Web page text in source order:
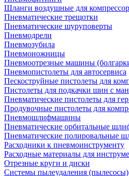
Шланги воздушные для
Пневматические трещотки
Пневматические шуруповерты
Пневмодрели
Пневмозубила
Пневмоножницы
Пневмоотрезные машины
Пневмопистолеты для автосервиса
Пескоструйные пистолеты для
Пистолеты для подкачки шин с
Пневматические пистолеты для
Продувочные пистолеты для
Пневмошлифмашины
Пневматические орбитальные
Пневматические полировальные
Расходники к пневмоинструменту
Расходные материалы для
Отрезные круги и диски
Системы пылеудаления (пылесосы)